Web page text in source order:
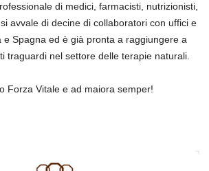
di medici, farmacisti, nutrizionisti,
avvale di decine di collaboratori con uffici e
e Spagna ed è già pronta a raggiungere a
traguardi nel settore delle terapie naturali.
Forza Vitale e ad maiora semper!